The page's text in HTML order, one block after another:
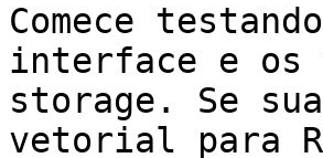
Comece
interface e os
storage. Se
vetorial para